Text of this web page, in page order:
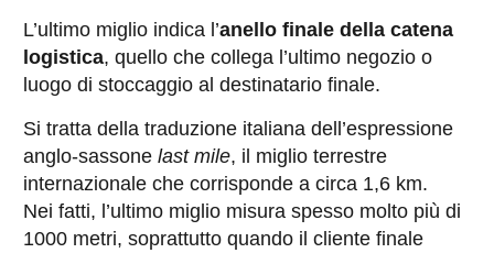
L’ultimo miglio indica l’anello finale della catena
logistica, quello che collega l’ultimo negozio o
luogo di stoccaggio al destinatario finale.
Si tratta della traduzione italiana dell’espressione
anglo-sassone last mile, il miglio terrestre
internazionale che corrisponde a circa 1,6 km.
Nei fatti, l’ultimo miglio misura spesso molto più di
1000 metri, soprattutto quando il cliente finale